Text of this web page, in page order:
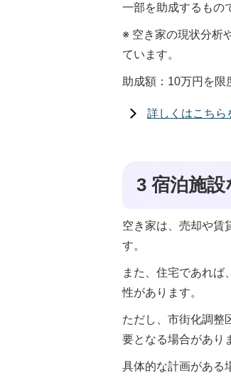
一部を助成するもの
※ 空き家の現状分析
ています。
助成額：10万円を
詳しくはこちら
3 宿泊施
空き家は、売却や賃
す。
また、住宅であれば
性があります。
ただし、市街化調整
要となる場合があり
具体的な計画がある